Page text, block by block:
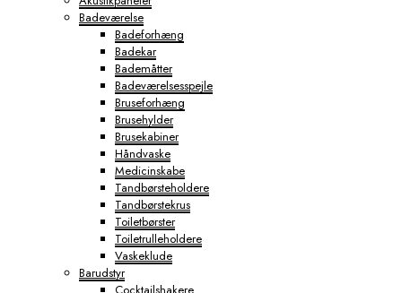
Badeværelse
Badeforhæng
Badekar
Bademåtter
Badeværelsesspejle
Bruseforhæng
Brusehylder
Brusekabiner
Håndvaske
Medicinskabe
Tandbørsteholdere
Tandbørstekrus
Toiletbørster
Toiletrulleholdere
Vaskeklude
Barudstyr